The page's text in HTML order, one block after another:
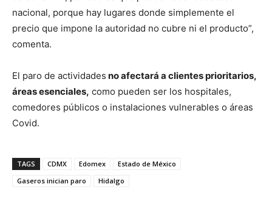
nacional, porque hay lugares donde simplemente el
precio que impone la autoridad no cubre ni el producto”,
comenta.
El paro de actividades no afectará a clientes prioritarios,
áreas esenciales, como pueden ser los hospitales,
comedores públicos o instalaciones vulnerables o áreas
Covid.
TAGS CDMX Edomex
Estado de México
Gaseros inician paro
Hidalgo